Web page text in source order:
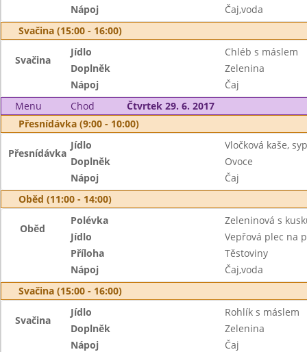
Nápoj
Čaj,voda
Svačina (15:00 - 16:00)
Svačina
Jídlo
Chléb s máslem
Doplněk
Zelenina
Nápoj
Čaj
Menu
Chod
Čtvrtek 29. 6. 2017
Přesnídávka (9:00 - 10:00)
Přesnídávka
Jídlo
Vločková kaše,
Doplněk
Ovoce
Nápoj
Čaj
Oběd (11:00 - 14:00)
Oběd
Polévka
Zeleninová s
Jídlo
Vepřová plec na
Příloha
Těstoviny
Nápoj
Čaj,voda
Svačina (15:00 - 16:00)
Svačina
Jídlo
Rohlík s máslem
Doplněk
Zelenina
Nápoj
Čaj